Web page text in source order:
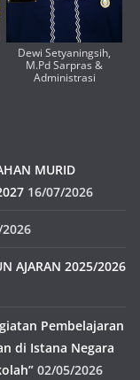
Dewi Setyaningsih,
M.Pd Sarpras &
Administrasi
MURID
16/07/2026
AJARAN 2025/2026
Pembelajaran
di Istana Negara
02/05/2026